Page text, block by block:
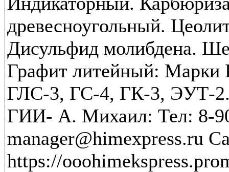
древесноугольный.
Дисульфид молибдена.
Графит литейный:
ГЛС-3, ГС-4, ГК-3, ЭУТ-
ГИИ- А. Михаил: Тел: 8-
manager@himexpress.ru
https://